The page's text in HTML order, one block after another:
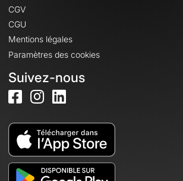
CGV
CGU
Mentions légales
Paramètres des cookies
Suivez-nous